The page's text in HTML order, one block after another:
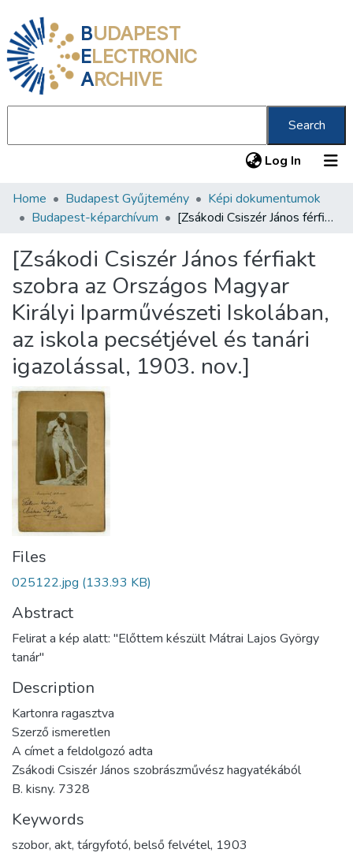
BUDAPEST
ELECTRONIC
ARCHIVE
Search
Log In (current)
Communities & Collections
Statistics
About us
Home Budapest Gyűjtemény
Képi dokumentumok
Budapest-képarchívum
[Zsákodi Csiszér János férfiakt szobra az Országos Magyar Királyi Iparművészeti Iskolában, az iskola pecsétjével és tanári igazolással, 1903. nov.]
[Zsákodi Csiszér János férfiakt
szobra az Országos Magyar
Királyi Iparművészeti Iskolában,
az iskola pecsétjével és tanári
igazolással, 1903. nov.]
Files
025122.jpg (133.93 KB)
Abstract
Felirat a kép alatt: "Előttem készült Mátrai Lajos György
tanár"
Description
Kartonra ragasztva
Szerző ismeretlen
A címet a feldolgozó adta
Zsákodi Csiszér János szobrászművész hagyatékából
B. kisny. 7328
Keywords
szobor, akt, tárgyfotó, belső felvétel, 1903